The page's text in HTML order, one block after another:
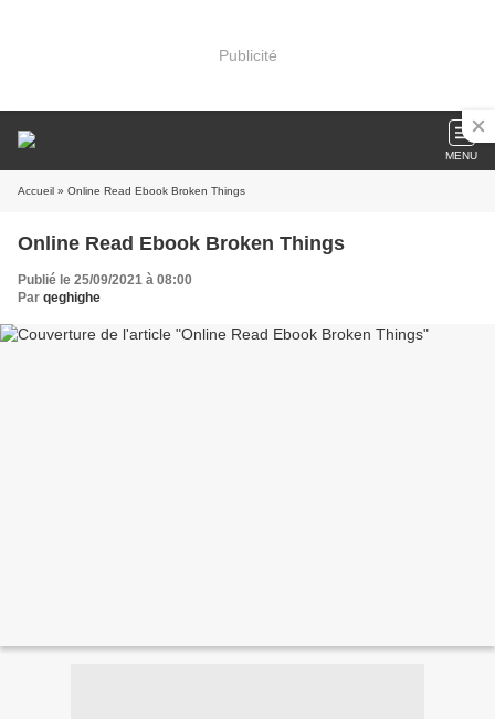
Publicité
MENU
Accueil » Online Read Ebook Broken Things
Online Read Ebook Broken Things
Publié le 25/09/2021 à 08:00
Par qeghighe